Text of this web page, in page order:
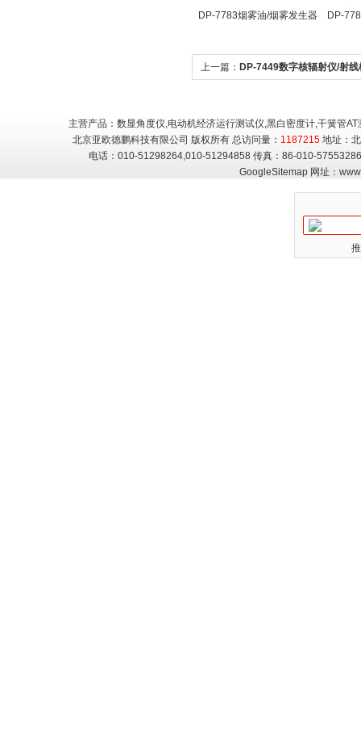
颗分仪/ 测沙颗检测仪
点温度
DP-7783烟雾油/烟雾发生器
DP-
上一篇： DP-7449数字核辐射仪/射线
主营产品：数显角度仪,电动机经济运行测试仪,黑白密度计,干簧管
北京亚欧德鹏科技有限公司 版权所有 总访问量： 1187215 地址：
电话：010-51298264,010-51294858 传真：86-010-
GoogleSitemap网址：